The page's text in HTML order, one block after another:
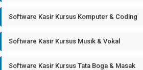
Software Kasir Kursus Komputer & Coding
Software Kasir Kursus Musik & Vokal
Software Kasir Kursus Tata Boga & Masak